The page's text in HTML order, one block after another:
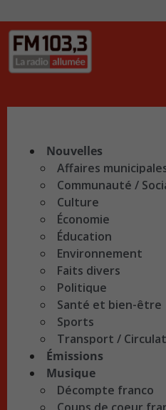
Nouvelles
Affaires
Communauté /
Culture
Économie
Éducation
Environnement
Faits divers
Politique
Santé et bien-être
Sports
Transport /
Émissions
Musique
Décompte franco